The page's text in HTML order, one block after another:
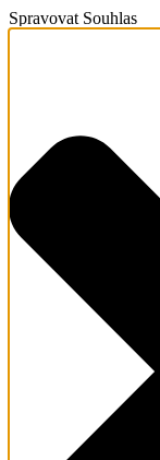
Spravovat Souhlas